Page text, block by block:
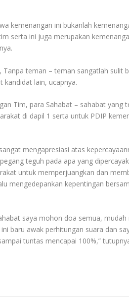
kemenangan ini bukanlah
serta ini juga merupakan
Tanpa teman – teman sangatlah sulit
kandidat lain, ucapnya.
Tim, para Sahabat – sahabat yang
di dapil 1 serta untuk PDIP
mengapresiasi atas
teguh pada apa yang
untuk memperjuangkan dan
mengedepankan kepentingan
saya mohon doa semua,
baru awak perhitungan suara dan
tuntas mencapai 100%,”